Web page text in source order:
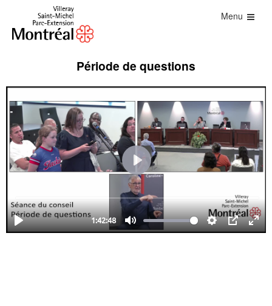
Menu
Période de questions